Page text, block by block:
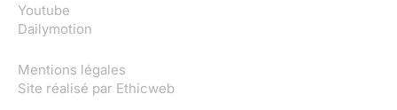
Youtube
Dailymotion
Mentions légales
Site réalisé par Ethicweb